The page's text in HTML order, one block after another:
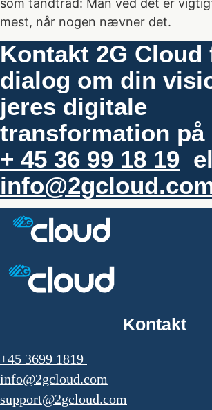
mest, når nogen nævner det.
Kontakt 2G Cloud
dialog om din
jeres digitale
transformation på
+ 45 36 99 18 19
Kontakt
+45 3699 1819
info@2gcloud.com
support@2gcloud.com